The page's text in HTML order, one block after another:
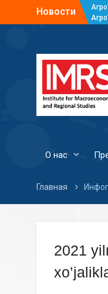
Новости
О нас
Главная
2021